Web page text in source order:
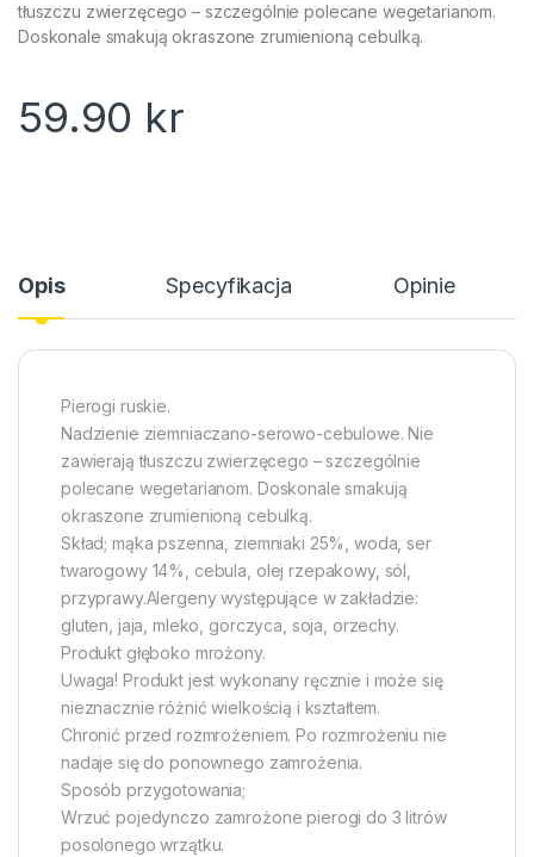
tłuszczu zwierzęcego – szczególnie polecane wegetarianom.
Doskonale smakują okraszone zrumienioną cebulką.
59.90 kr
Opis Specyfikacja Opinie
Pierogi ruskie.
Nadzienie ziemniaczano-serowo-cebulowe. Nie
zawierają tłuszczu zwierzęcego – szczególnie
polecane wegetarianom. Doskonale smakują
okraszone zrumienioną cebulką.
Skład; mąka pszenna, ziemniaki 25%, woda, ser
twarogowy 14%, cebula, olej rzepakowy, sól,
przyprawy.Alergeny występujące w zakładzie:
gluten, jaja, mleko, gorczyca, soja, orzechy.
Produkt głęboko mrożony.
Uwaga! Produkt jest wykonany ręcznie i może się
nieznacznie różnić wielkością i kształtem.
Chronić przed rozmrożeniem. Po rozmrożeniu nie
nadaje się do ponownego zamrożenia.
Sposób przygotowania;
Wrzuć pojedynczo zamrożone pierogi do 3 litrów
posolonego wrzątku.